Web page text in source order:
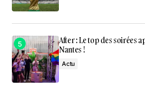
After : Le top des soirées
Nantes !
Actu